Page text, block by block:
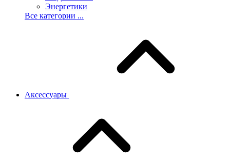
Энергетики
Все категории ...
Аксессуары